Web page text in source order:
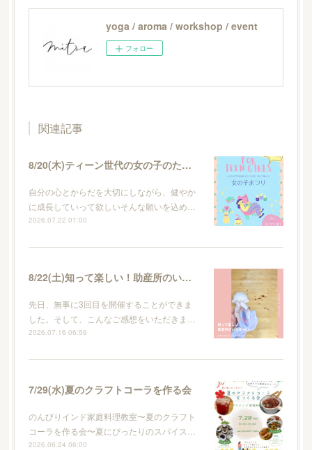
yoga / aroma / workshop / event
フォロー
関連記事
8/20(木)ティーン世代の女の子のためのイベント・女の子まつり
自分の心とからだを大切にしながら、健やか
に成長していって欲しいそんな願いを込め…
2026.07.22 01:00
8/22(土)知って楽しい！助産所のいろはvol.4
先日、無事に3回目を開催することができま
した。そして、こんなご感想をいただきま…
2026.07.16 06:59
7/29(水)夏のクラフトコーラを作る会
のんびりインド家庭料理教室〜夏のクラフト
コーラを作る会〜夏にぴったりのスパイス…
2026.06.24 06:00